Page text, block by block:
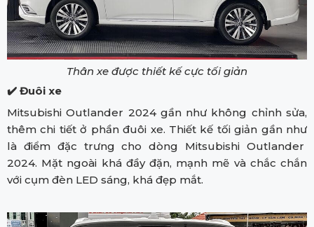
Thân xe được thiết kế cực tối giản
✔️ Đuôi xe
Mitsubishi Outlander 2024 gần như không chỉnh sửa,
thêm chi tiết ở phần đuôi xe. Thiết kế tối giản gần như
là điểm đặc trưng cho dòng Mitsubishi Outlander
2024. Mặt ngoài khá đầy đặn, mạnh mẽ và chắc chắn
với cụm đèn LED sáng, khá đẹp mắt.